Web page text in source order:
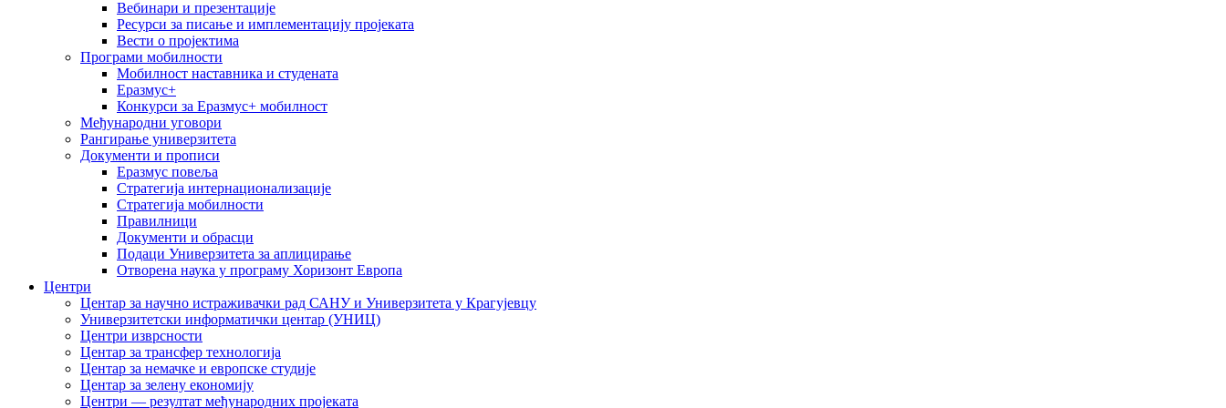
Вебинари и презентације
Ресурси за писање и имплементацију пројеката
Вести о пројектима
Програми мобилности
Мобилност наставника и студената
Еразмус+
Конкурси за Еразмус+ мобилност
Међународни уговори
Рангирање универзитета
Документи и прописи
Еразмус повеља
Стратегија интернационализације
Стратегија мобилности
Правилници
Документи и обрасци
Подаци Универзитета за аплицирање
Отворена наука у програму Хоризонт Европа
Центри
Центар за научно истраживачки рад САНУ и Универзитета у Крагујевцу
Универзитетски информатички центар (УНИЦ)
Центри изврсности
Центар за трансфер технологија
Центар за немачке и европске студије
Центар за зелену економију
Центри — резултат међународних пројеката